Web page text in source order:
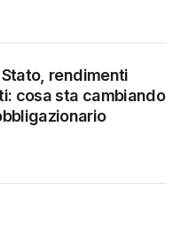
rendimenti
cosa sta cambiando